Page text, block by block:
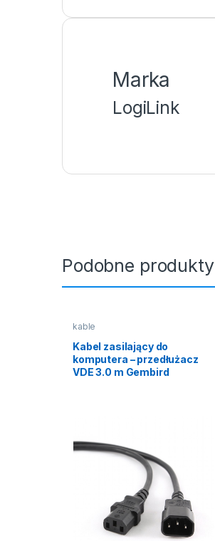
Marka
LogiLink
Podobne produkty
kable
Kabel zasilający do
komputera – przedłużacz
VDE 3.0 m Gembird